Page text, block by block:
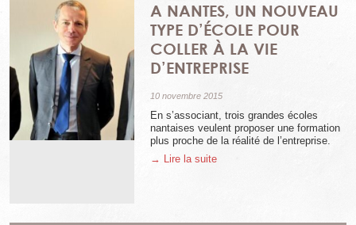
A NANTES, UN NOUVEAU
TYPE D’ÉCOLE POUR
COLLER À LA VIE
D’ENTREPRISE
10 novembre 2015
En s’associant, trois grandes écoles
nantaises veulent proposer une formation
plus proche de la réalité de l’entreprise.
→ Lire la suite